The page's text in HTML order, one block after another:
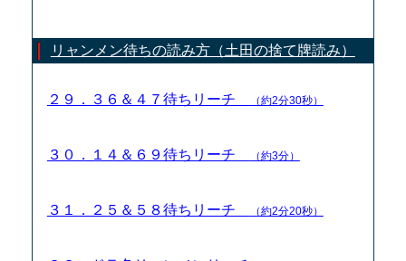
リャンメン待ちの読み方（土田の捨て牌読み）
２９．３６＆４７待ちリーチ （約2分30秒）
３０．１４＆６９待ちリーチ （約3分）
３１．２５＆５８待ちリーチ （約2分20秒）